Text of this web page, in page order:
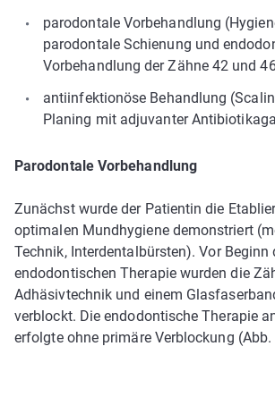
parodontale Vorbehandlung
parodontale Schienung und
Vorbehandlung der Zähne 42 und
antiinfektionöse Behandlung
Planing mit adjuvanter
Parodontale Vorbehandlung
Zunächst wurde der Patientin die
optimalen Mundhygiene demonstriert
Technik, Interdentalbürsten). Vor Beginn
endodontischen Therapie wurden die
Adhäsivtechnik und einem
verblockt. Die endodontische Therapie
erfolgte ohne primäre Verblockung (Abb.